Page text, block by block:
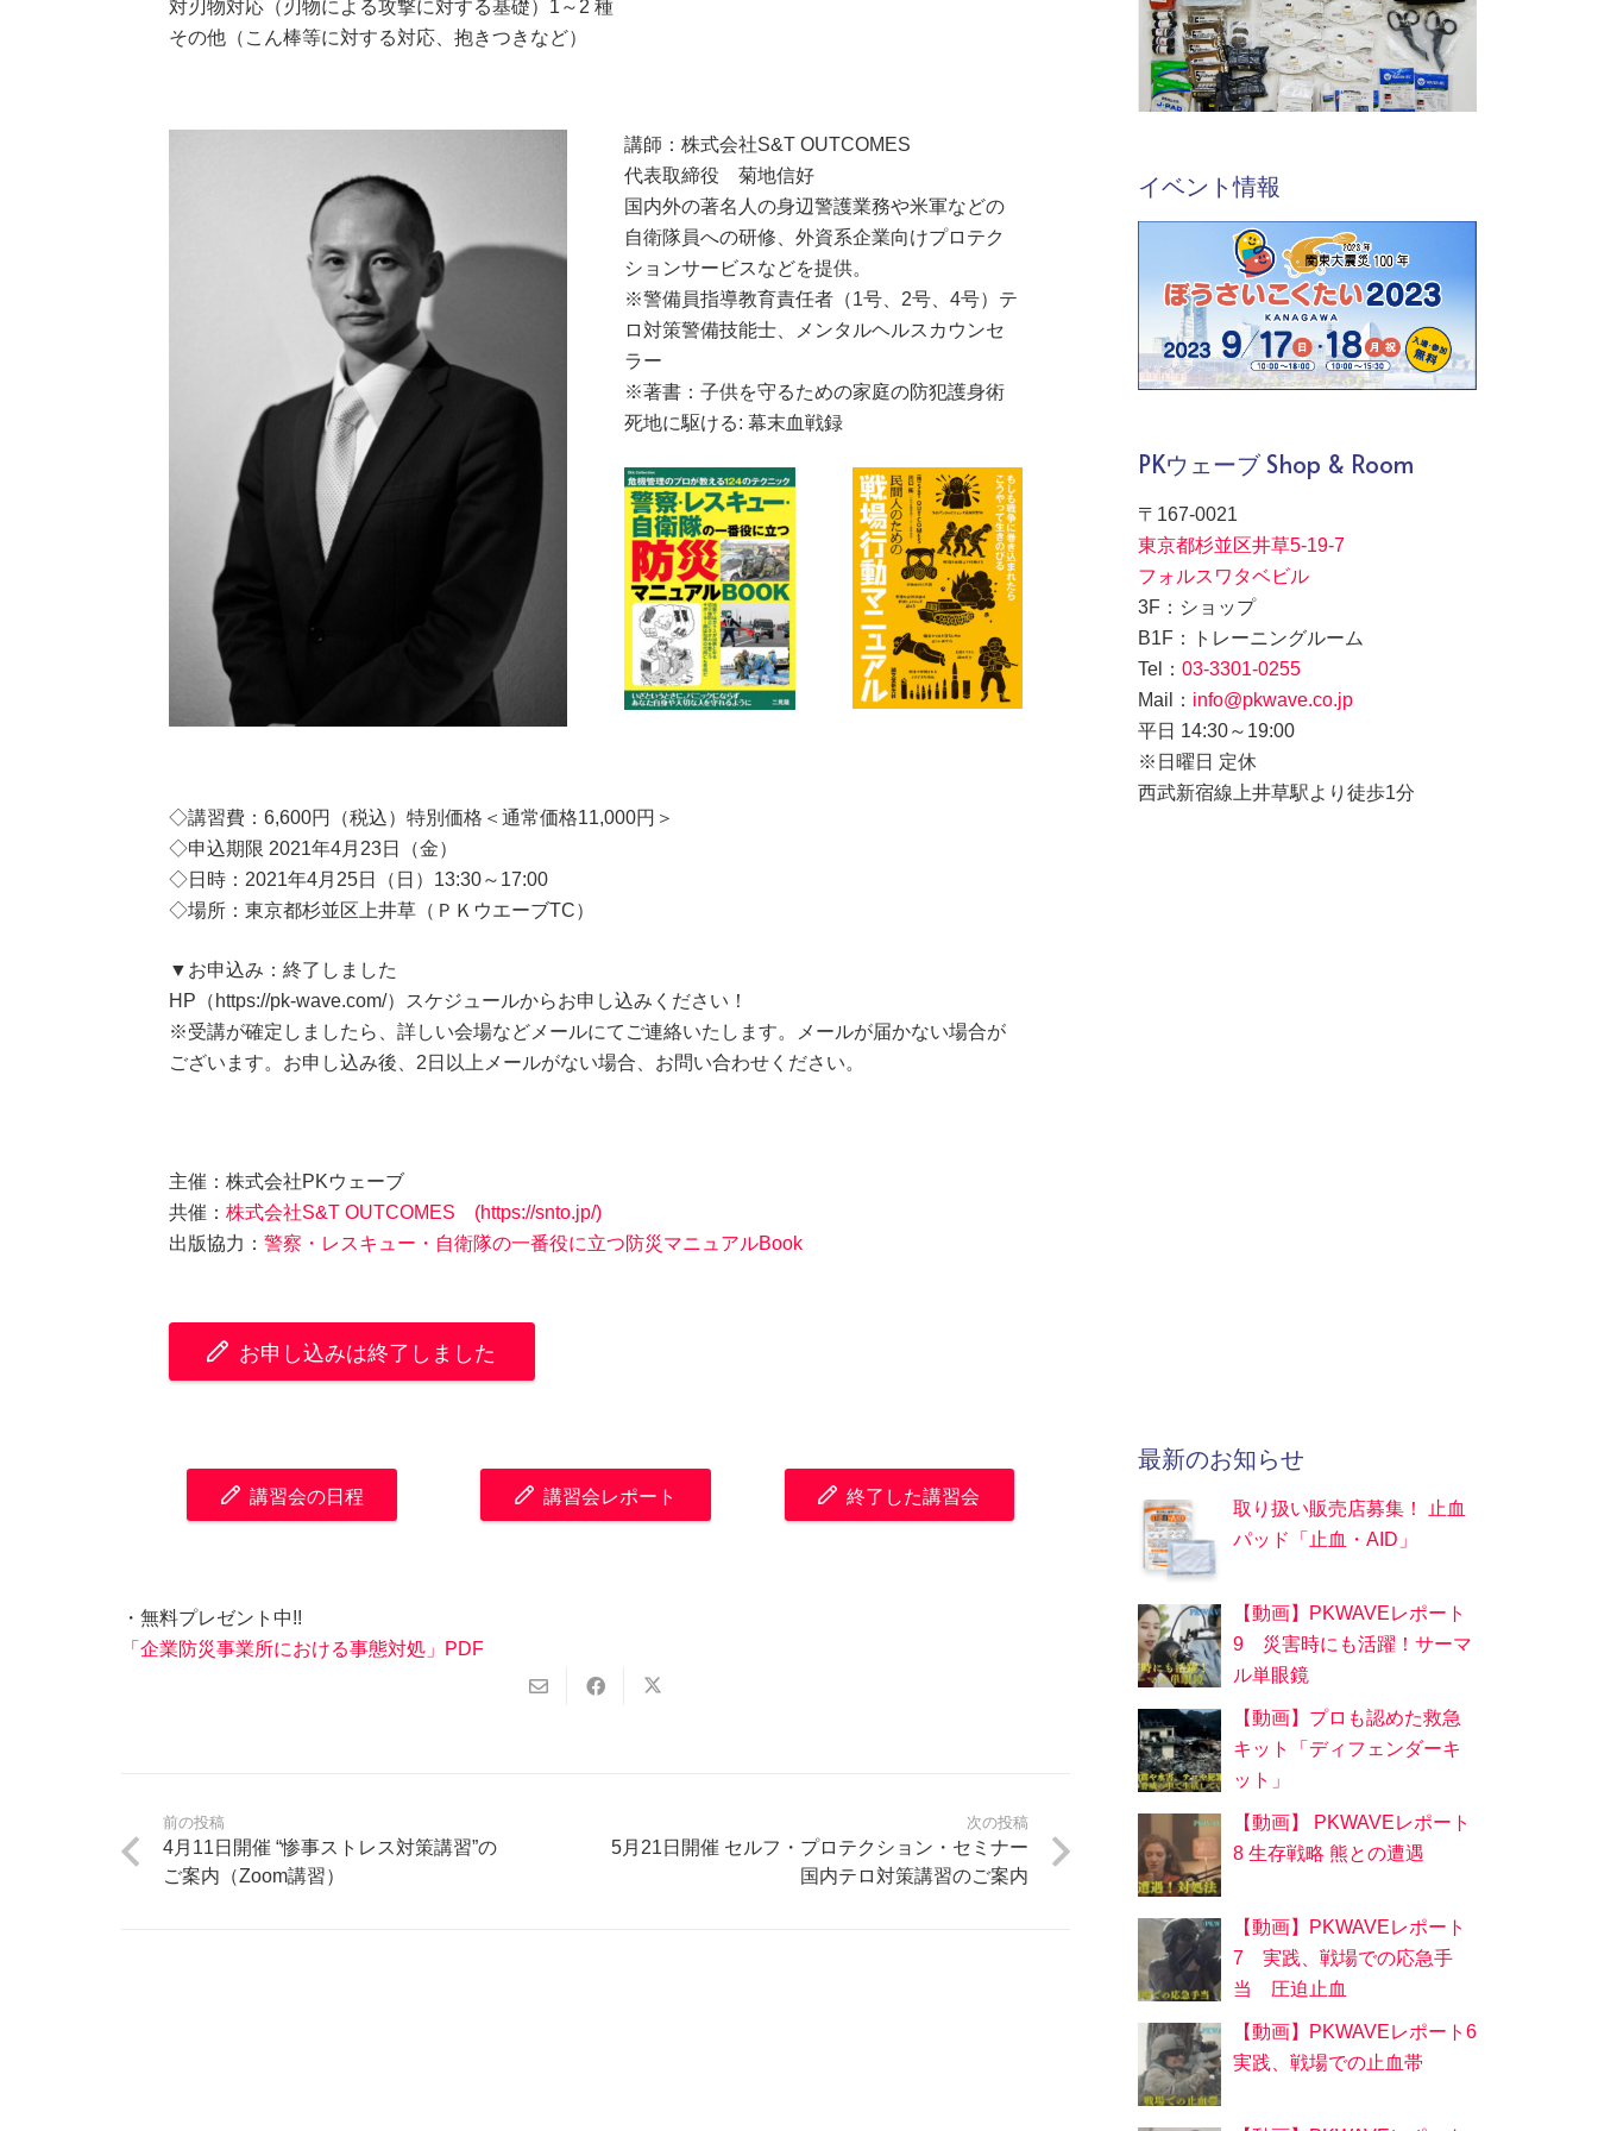
対刃物対応（刃物による攻撃に対する基礎）1～2 種
その他（こん棒等に対する対応、抱きつきなど）
講師：株式会社S&T OUTCOMES
代表取締役 菊地信好
国内外の著名人の身辺警護業務や米軍などの
自衛隊員への研修、外資系企業向けプロテク
ションサービスなどを提供。
※警備員指導教育責任者（1号、2号、4号）テ
ロ対策警備技能士、メンタルヘルスカウンセ
ラー
※著書：子供を守るための家庭の防犯護身術
死地に駆ける: 幕末血戦録
◇講習費：6,600円（税込）特別価格＜通常価格11,000円＞
◇申込期限 2021年4月23日（金）
◇日時：2021年4月25日（日）13:30～17:00
◇場所：東京都杉並区上井草（ＰＫウエーブTC）
▼お申込み：終了しました
HP（https://pk-wave.com/）スケジュールからお申し込みください！
※受講が確定しましたら、詳しい会場などメールにてご連絡いたします。メールが届かない場合が
ございます。お申し込み後、2日以上メールがない場合、お問い合わせください。
主催：株式会社PKウェーブ
共催： 株式会社S&T OUTCOMES (https://snto.jp/)
出版協力： 警察・レスキュー・自衛隊の一番役に立つ防災マニュアルBook
お申し込みは終了しました
講習会の日程 講習会レポート 終了した講習会
・無料プレゼント中!!
「企業防災事業所における事態対処」PDF
前の投稿
4月11日開催 “惨事ストレス対策講習”の
ご案内（Zoom講習）
次の投稿
5月21日開催 セルフ・プロテクション・セミナー
国内テロ対策講習のご案内
イベント情報
PKウェーブ Shop & Room
〒167-0021
東京都杉並区井草5-19-7
フォルスワタベビル
3F：ショップ
B1F：トレーニングルーム
Tel： 03-3301-0255
Mail： info@pkwave.co.jp
平日 14:30～19:00
※日曜日 定休
西武新宿線上井草駅より徒歩1分
最新のお知らせ
取り扱い販売店募集！ 止血
パッド「止血・AID」
【動画】PKWAVEレポート
9 災害時にも活躍！サーマ
ル単眼鏡
【動画】プロも認めた救急
キット「ディフェンダーキ
ット」
【動画】 PKWAVEレポート
8 生存戦略 熊との遭遇
【動画】PKWAVEレポート
7 実践、戦場での応急手
当 圧迫止血
【動画】PKWAVEレポート6
実践、戦場での止血帯